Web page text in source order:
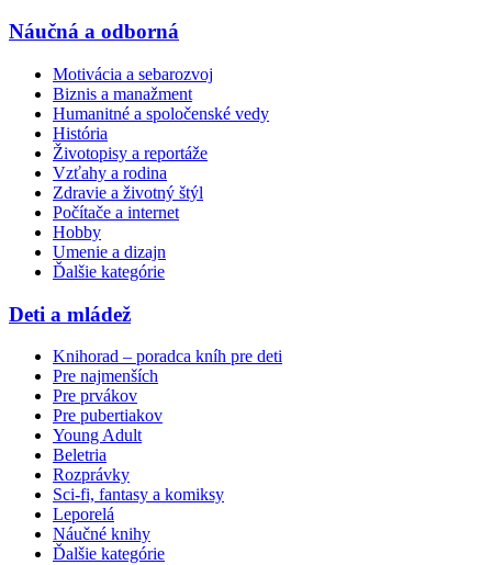
Náučná a odborná
Motivácia a sebarozvoj
Biznis a manažment
Humanitné a spoločenské vedy
História
Životopisy a reportáže
Vzťahy a rodina
Zdravie a životný štýl
Počítače a internet
Hobby
Umenie a dizajn
Ďalšie kategórie
Deti a mládež
Knihorad – poradca kníh pre deti
Pre najmenších
Pre prvákov
Pre pubertiakov
Young Adult
Beletria
Rozprávky
Sci-fi, fantasy a komiksy
Leporelá
Náučné knihy
Ďalšie kategórie